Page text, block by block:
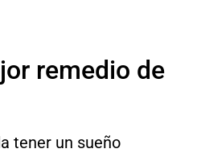
remedio de
tener un sueño